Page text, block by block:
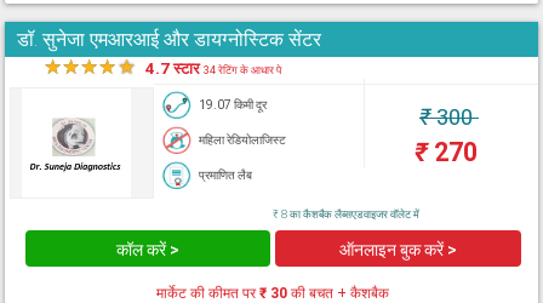
डॉ. सुनेजा एमआरआई और डायग्नोस्टिक सेंटर
★★★★★ 4.7 स्टार34 रेटिंग के आधार पे
19.07 किमी दूर
महिला रेडियोलाजिस्ट
प्रमाणित लैब
₹300
₹270
₹ 8 का कैशबैक लैब्सएडवाइजर वॉलेट में
कॉल करें > ऑनलाइन बुक करें >
मार्केट की कीमत पर₹ 30 की बचत + कैशबैक